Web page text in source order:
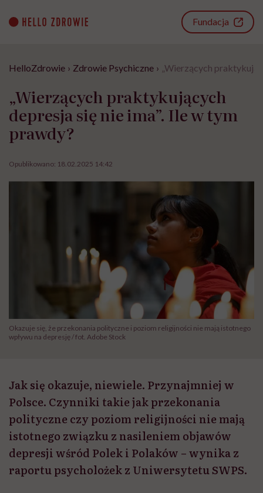
content
Fundacja
HelloZdrowie › Zdrowie Psychiczne › „Wierzących
„Wierzących praktykujących
depresja się nie ima”. Ile w tym
prawdy?
Opublikowano: 18.02.2025 14:42
Okazuje się, że przekonania polityczne i poziom religijności nie mają istotnego
wpływu na depresję / fot. Adobe Stock
Jak się okazuje, niewiele. Przynajmniej w
Polsce. Czynniki takie jak przekonania
polityczne czy poziom religijności nie mają
istotnego związku z nasileniem objawów
depresji wśród Polek i Polaków – wynika z
raportu psycholożek z Uniwersytetu SWPS.